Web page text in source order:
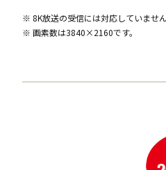
※ 8K放送の受信には対応していません
※ 画素数は3840×2160です。